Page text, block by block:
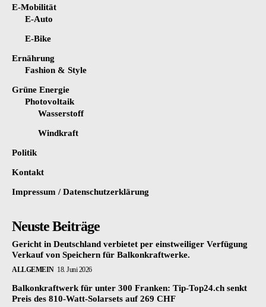
E-Mobilität
E-Auto
E-Bike
Ernährung
Fashion & Style
Grüne Energie
Photovoltaik
Wasserstoff
Windkraft
Politik
Kontakt
Impressum / Datenschutzerklärung
Neuste Beiträge
Gericht in Deutschland verbietet per einstweiliger Verfügung
Verkauf von Speichern für Balkonkraftwerke.
ALLGEMEIN 18. Juni 2026
Balkonkraftwerk für unter 300 Franken: Tip-Top24.ch senkt
Preis des 810-Watt-Solarsets auf 269 CHF